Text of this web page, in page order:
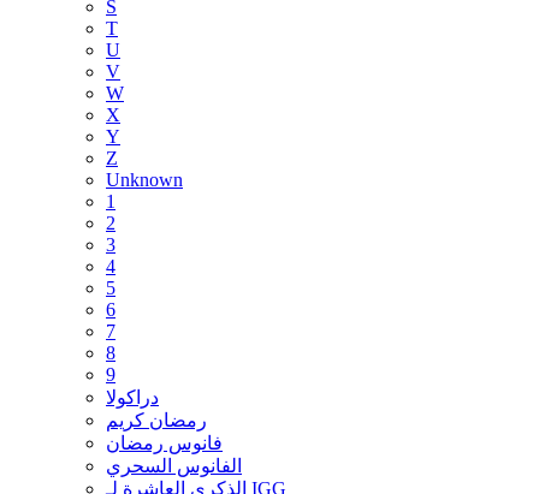
S
T
U
V
W
X
Y
Z
Unknown
1
2
3
4
5
6
7
8
9
دراكولا
رمضان كريم
فانوس رمضان
الفانوس السحري
الذكرى العاشرة لـ IGG